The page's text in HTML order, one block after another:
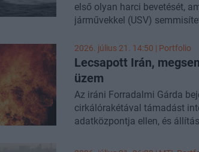
első olyan harci bevetését,
járművekkel (USV)
megváltoztathatja - közölte a
2026. július 21. 14:50 | Portfolio
Lecsapott Irán,
üzem
Az iráni Forradalmi Gárda
cirkálórakétával támadást
adatközpontja ellen, és
közzé, független forrásból